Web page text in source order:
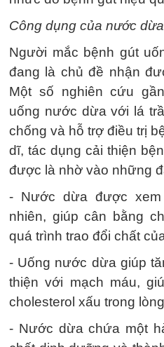
Công dụng của nước dừa
Người mắc bệnh gút
đang là chủ đề nhận
Một số nghiên cứu
uống nước dừa với lá
chống và hỗ trợ điều trị
dĩ, tác dụng cải thiện
được là nhờ vào những
- Nước dừa được
nhiên, giúp cân bằng
quá trình trao đổi chất
- Uống nước dừa giúp
thiện với mạch máu,
cholesterol xấu trong
- Nước dừa chứa một